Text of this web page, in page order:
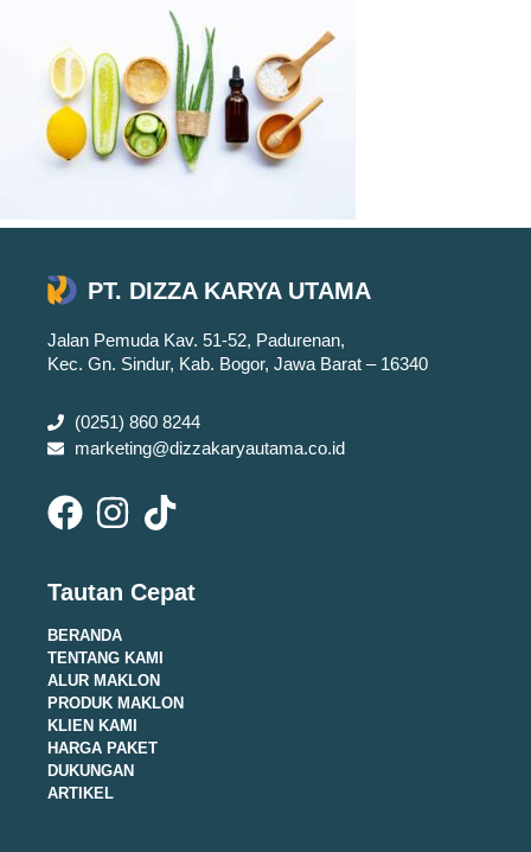
PT. DIZZA KARYA UTAMA
Jalan Pemuda Kav. 51-52, Padurenan,
Kec. Gn. Sindur, Kab. Bogor, Jawa Barat – 16340
(0251) 860 8244
marketing@dizzakaryautama.co.id
Tautan Cepat
BERANDA
TENTANG KAMI
ALUR MAKLON
PRODUK MAKLON
KLIEN KAMI
HARGA PAKET
DUKUNGAN
ARTIKEL